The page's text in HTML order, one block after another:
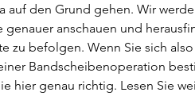
auf den Grund gehen. Wir
genauer anschauen und
zu befolgen. Wenn Sie sich
Bandscheibenoperation
hier genau richtig. Lesen Sie